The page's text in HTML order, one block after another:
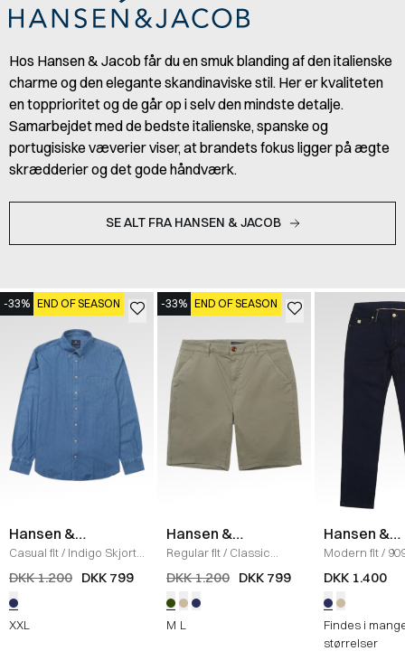
Hos Hansen & Jacob får du en smuk blanding af den italienske
charme og den elegante skandinaviske stil. Her er kvaliteten
en topprioritet og de går op i selv den mindste detalje.
Samarbejdet med de bedste italienske, spanske og
portugisiske væverier viser, at brandets fokus ligger på ægte
skrædderier og det gode håndværk.
SE ALT FRA HANSEN & JACOB
-33% END OF SEASON
Hansen &
Jacob
Casual fit/ Indigo Skjorte
/BLUE
DKK 1.200 DKK 799
XXL
-33% END OF SEASON
Hansen &
Jacob
Regular fit/ Classic
Chino Shorts
/ KHAKI
DKK 1.200 DKK 799
M L
Hansen &
Jacob
Modern fit/
Sew Jeans
DKK 1.400
Findes i
størrelser